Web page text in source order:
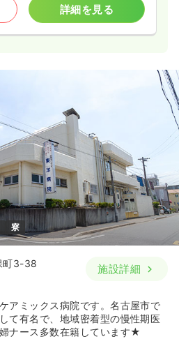
詳細を見る
寮
町3-38
施設詳細
アミックス病院です。名古屋市で
て有名で、地域密着型の慢性期医
ナース多数在籍しています★